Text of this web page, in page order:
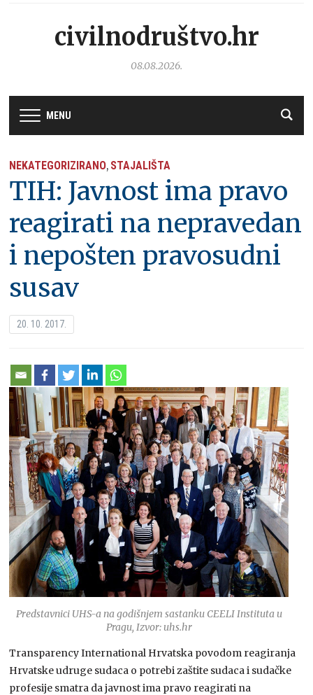
civilnodruštvo.hr
08.08.2026.
MENU
NEKATEGORIZIRANO, STAJALIŠTA
TIH: Javnost ima pravo
reagirati na nepravedan
i nepošten pravosudni
susav
20. 10. 2017.
Predstavnici UHS-a na godišnjem sastanku CEELI Instituta u
Pragu, Izvor: uhs.hr
Transparency International Hrvatska povodom reagiranja
Hrvatske udruge sudaca o potrebi zaštite sudaca i sudačke
profesije smatra da javnost ima pravo reagirati na